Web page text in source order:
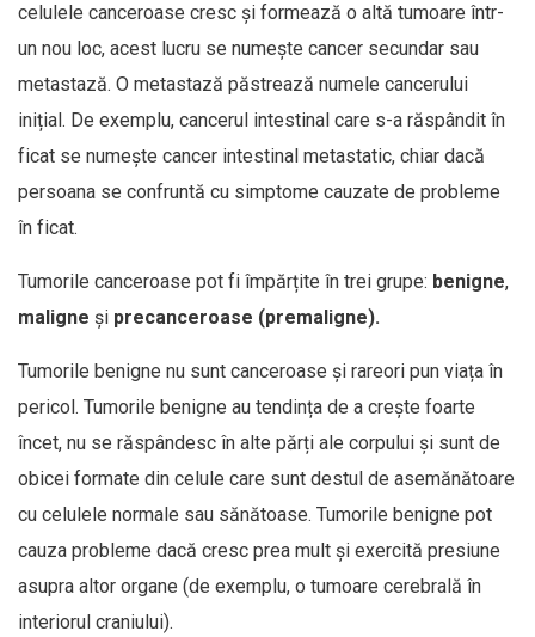
celulele canceroase cresc și formează o altă tumoare într-
un nou loc, acest lucru se numește cancer secundar sau
metastază. O metastază păstrează numele cancerului
inițial. De exemplu, cancerul intestinal care s-a răspândit în
ficat se numește cancer intestinal metastatic, chiar dacă
persoana se confruntă cu simptome cauzate de probleme
în ficat.
Tumorile canceroase pot fi împărțite în trei grupe: benigne,
maligne și precanceroase (premaligne).
Tumorile benigne nu sunt canceroase și rareori pun viața în
pericol. Tumorile benigne au tendința de a crește foarte
încet, nu se răspândesc în alte părți ale corpului și sunt de
obicei formate din celule care sunt destul de asemănătoare
cu celulele normale sau sănătoase. Tumorile benigne pot
cauza probleme dacă cresc prea mult și exercită presiune
asupra altor organe (de exemplu, o tumoare cerebrală în
interiorul craniului).